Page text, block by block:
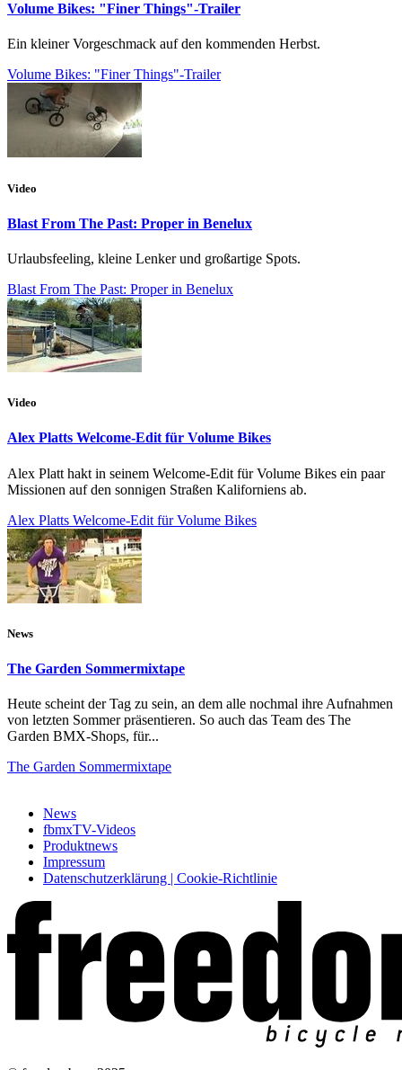
Volume Bikes: "Finer Things"-Trailer
Ein kleiner Vorgeschmack auf den kommenden Herbst.
Volume Bikes: "Finer Things"-Trailer
Video
Blast From The Past: Proper in Benelux
Urlaubsfeeling, kleine Lenker und großartige Spots.
Blast From The Past: Proper in Benelux
Video
Alex Platts Welcome-Edit für Volume Bikes
Alex Platt hakt in seinem Welcome-Edit für Volume Bikes ein paar
Missionen auf den sonnigen Straßen Kaliforniens ab.
Alex Platts Welcome-Edit für Volume Bikes
News
The Garden Sommermixtape
Heute scheint der Tag zu sein, an dem alle nochmal ihre Aufnahmen
von letzten Sommer präsentieren. So auch das Team des The
Garden BMX-Shops, für...
The Garden Sommermixtape
News
fbmxTV-Videos
Produktnews
Impressum
Datenschutzerklärung | Cookie-Richtlinie